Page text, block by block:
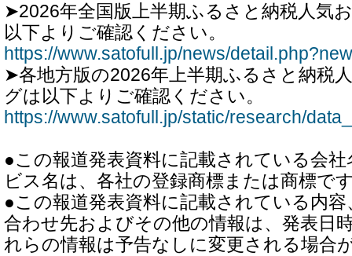
➤2026年全国版上半期ふるさと納税人気
以下よりご確認ください。
https://www.satofull.jp/news/
➤各地方版の2026年上半期ふるさと納税
グは以下よりご確認ください。
https://www.satofull.jp/static/research/
●この報道発表資料に記載されている会
ビス名は、各社の登録商標または商標で
●この報道発表資料に記載されている内
合わせ先およびその他の情報は、発表日
れらの情報は予告なしに変更される場合